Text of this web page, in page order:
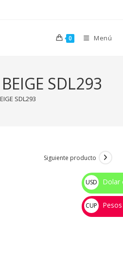
0 Menú
SDL293
SDL293
Siguiente producto
USD
$
Dolar
CUP
💰
Pesos